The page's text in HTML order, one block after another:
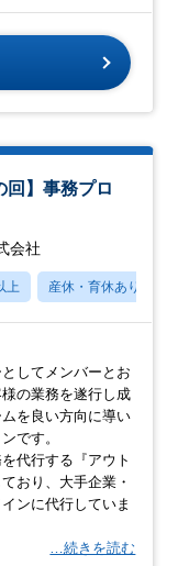
回】事務プロ
会社
上 産休・育休あり
してメンバーとお
の業務を遂行し成
を良い方向に導い
です。
代行する『アウト
おり、大手企業・
ンに代行していま
…続きを読む